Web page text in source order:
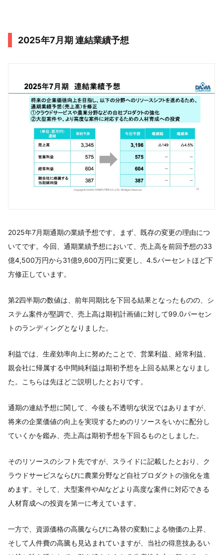
2025年7月期 連結業績予想
2025年7月期通期の業績予想です。まず、既存の変更の理由につ
いてです。今回、通期業績予想において、売上高を前回予想の33
億4,500万円から31億9,600万円に変更し、4.5パーセントほど下
方修正しています。
第2四半期の数値は、前年同期比を下回る結果となったものの、シ
ステム案件が堅調で、売上高は期初計画値に対して99.0パーセン
トのランディングとなりました。
利益では、生産効率向上に努めたことで、営業利益、経常利益、
親会社に帰属する中間純利益は期初予想を上回る結果となりまし
た。こちらは先ほどご説明したとおりです。
通期の連結予想に関して、今後も不透明な状況ではありますが、
将来の企業価値の向上を実現するためのリソースをいかに配分し
ていくかを鑑み、売上高は期初予想を下回るものとしました。
そのリソースのシフト先ですが、スライドに記載したとおり、ク
ラウドサービスならびに農業分野など自社プロダクトの強化を進
めます。そして、大型案件やAIなどより高度な案件に対応できる
人材育成への投資を第一に考えています。
一方で、資源価格の高騰ならびに為替の変動による物価の上昇、
そして人件費の高騰も見込まれていますが、当社の得意技あるい